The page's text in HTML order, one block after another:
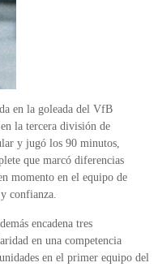
en la goleada del VfB
la tercera división de
y jugó los 90 minutos,
que marcó diferencias
momento en el equipo de
confianza.
encadena tres
en una competencia
en el primer equipo del